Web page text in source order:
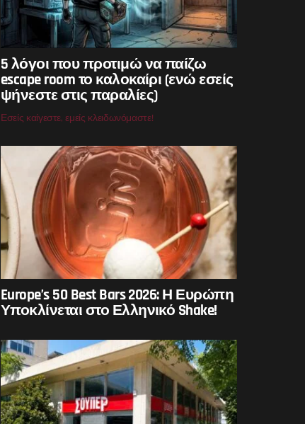
5 λόγοι που προτιμώ να παίζω
escape room το καλοκαίρι (ενώ εσείς
ψήνεστε στις παραλίες)
Εσείς καίγεστε, εμείς κλειδωνόμαστε!
Europe’s 50 Best Bars 2026: Η Ευρώπη
Υποκλίνεται στο Ελληνικό Shake!